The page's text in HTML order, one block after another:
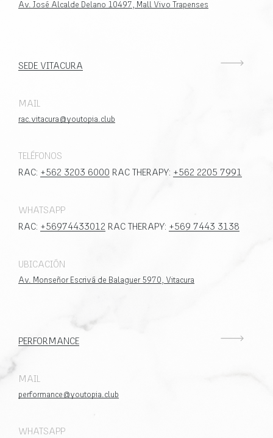
Av. José Alcalde Delano 10497, Mall Vivo Trapenses
SEDE VITACURA
MAIL
rac.vitacura@youtopia.club
TELÉFONOS
RAC: +562 3203 6000 RAC THERAPY: +562 2205 7991
WHATSAPP
RAC: +56974433012 RAC THERAPY: +569 7443 3138
UBICACIÓN
Av. Monseñor Escrivá de Balaguer 5970, Vitacura
PERFORMANCE
MAIL
performance@youtopia.club
WHATSAPP